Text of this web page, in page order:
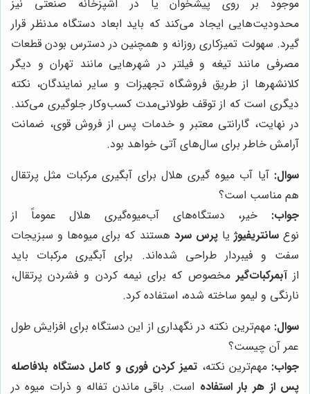
موجود بر روی پیشخوان یا در آشپزخانه صنعتی نیز
محدودیت‌هایی ایجاد می‌کند که باید ابعاد دستگاه مدنظر قرار
گیرد. سهولت تمیزکاری روزانه و همچنین در دسترس بودن قطعات
مصرفی مانند تیغه و فیلتر در شهرهایی مانند تهران و دیگر
کلانشهرها از طریق فروشگاه تجهیزات و سایر نمایندگان، نکته
دیگری است که از توقف طولانی‌مدت کسب‌وکار جلوگیری می‌کند.
در نهایت، گارانتی معتبر و خدمات پس از فروش قوی، ضمانت
آرامش خاطر برای سال‌های آتی خواهد بود.
سوال: آیا آب میوه گیری هلال برای آبگیری مرکبات مثل پرتقال
هم مناسب است؟
جواب:
خیر، دستگاه‌های آب‌میوه‌گیری هلال عموماً از
نوع سانتریفیوژ یا پرس سرد هستند که برای میوه‌ها و سبزیجات
سفت و فیبردار طراحی شده‌اند. برای آبگیری مرکبات باید
از آبمرکبات‌گیر مخصوص که برای نیمه کردن و فشردن پرتقال،
نارنگی و لیمو ساخته شده، استفاده کرد.
سوال: مهم‌ترین نکته در نگهداری از این دستگاه برای افزایش طول
عمر آن چیست؟
جواب: مهم‌ترین نکته، تمیز کردن فوری و کامل دستگاه بلافاصله
پس از هر بار استفاده است. باقی ماندن تفاله و ذرات میوه در